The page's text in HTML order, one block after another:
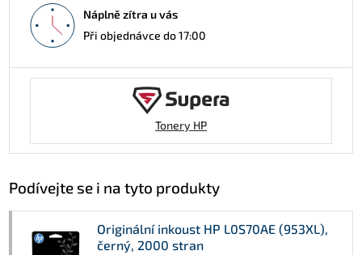
Náplně zítra u vás
Při objednávce do 17:00
Tonery HP
Podívejte se i na tyto produkty
Originální inkoust HP L0S70AE (953XL),
černý, 2000 stran